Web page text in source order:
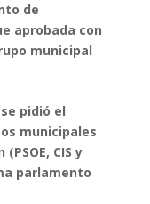
de
aprobada con
municipal
pidió el
municipales
CIS y
parlamento